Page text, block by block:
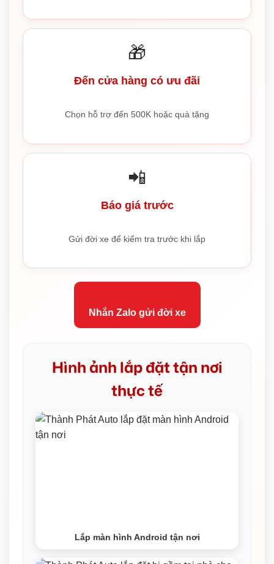
🎁
Đến cửa hàng có ưu đãi
Chọn hỗ trợ đến 500K hoặc quà tặng
📲
Báo giá trước
Gửi đời xe để kiểm tra trước khi lắp
Nhắn Zalo gửi đời xe
Hình ảnh lắp đặt tận nơi
thực tế
Lắp màn hình Android tận nơi